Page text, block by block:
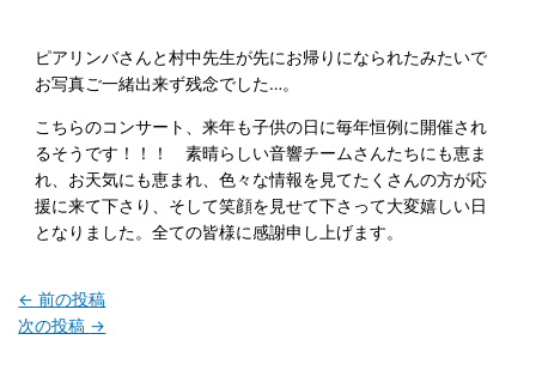
ピアリンバさんと村中先生が先にお帰りになられたみたいで
お写真ご一緒出来ず残念でした…。
こちらのコンサート、来年も子供の日に毎年恒例に開催され
るそうです！！！ 素晴らしい音響チームさんたちにも恵ま
れ、お天気にも恵まれ、色々な情報を見てたくさんの方が応
援に来て下さり、そして笑顔を見せて下さって大変嬉しい日
となりました。全ての皆様に感謝申し上げます。
← 前の投稿
次の投稿 →